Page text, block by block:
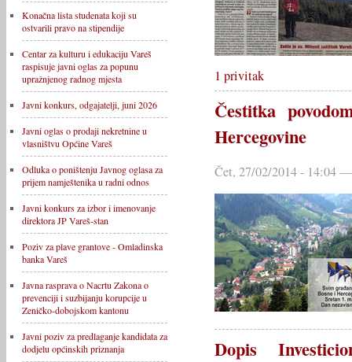
Konačna lista studenata koji su
ostvarili pravo na stipendije
Centar za kulturu i edukaciju Vareš
raspisuje javni oglas za popunu
upražnjenog radnog mjesta
Javni konkurs, odgajatelji, juni 2026
Javni oglas o prodaji nekretnine u
vlasništvu Općine Vareš
Odluka o poništenju Javnog oglasa za
prijem namještenika u radni odnos
Javni konkurs za izbor i imenovanje
direktora JP Vareš-stan
Poziv za plave grantove - Omladinska
banka Vareš
Javna rasprava o Nacrtu Zakona o
prevenciji i suzbijanju korupcije u
Zeničko-dobojskom kantonu
Javni poziv za predlaganje kandidata za
dodjelu općinskih priznanja
1 privitak
Čestitka
Hercegovine
Čet, 27/02/2014 - 14:04
Dopis